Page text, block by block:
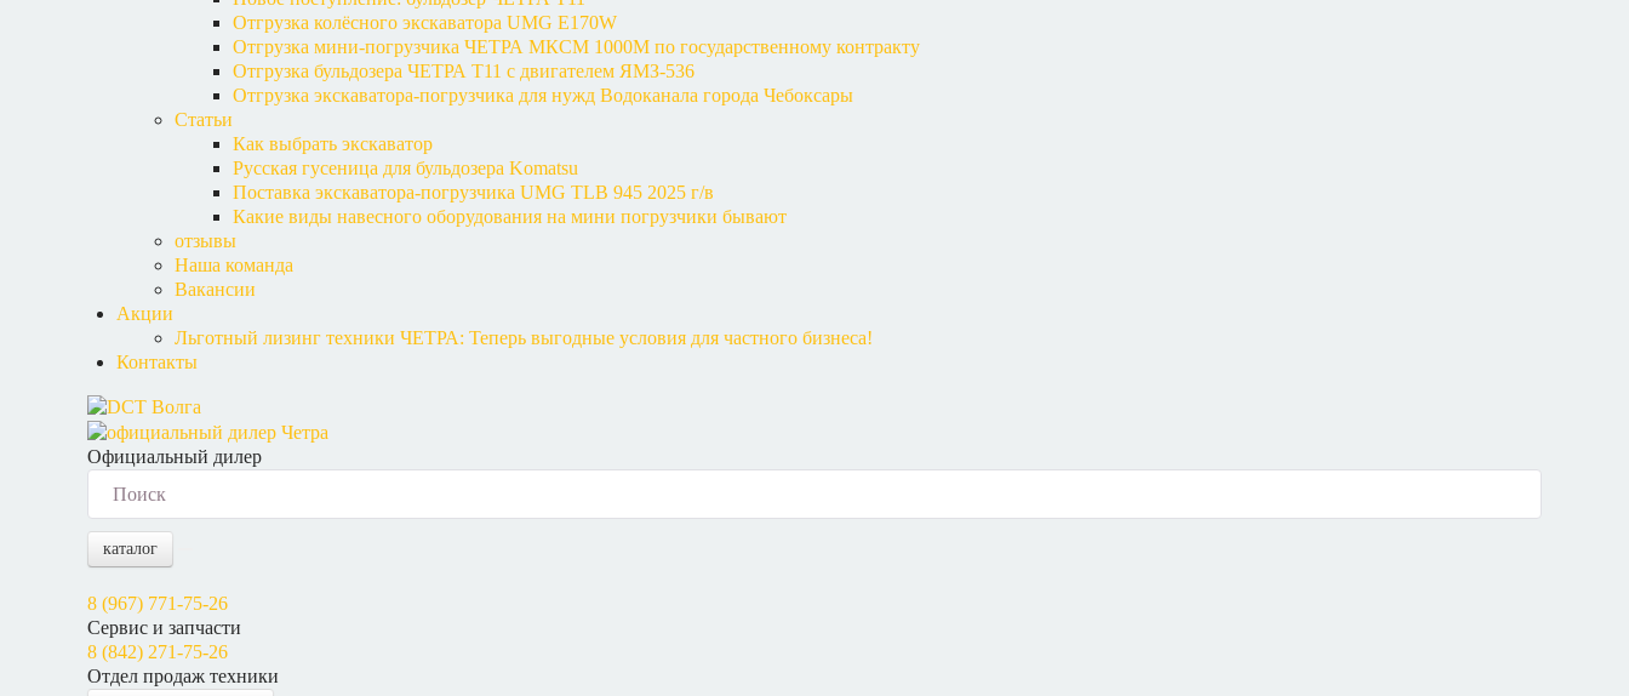
Отгрузка колёсного экскаватора UMG E170W
Отгрузка мини-погрузчика ЧЕТРА МКСМ 1000М по государственному контракту
Отгрузка бульдозера ЧЕТРА Т11 с двигателем ЯМЗ-536
Отгрузка экскаватора-погрузчика для нужд Водоканала города Чебоксары
Статьи
Как выбрать экскаватор
Русская гусеница для бульдозера Komatsu
Поставка экскаватора-погрузчика UMG TLB 945 2025 г/в
Какие виды навесного оборудования на мини погрузчики бывают
отзывы
Наша команда
Вакансии
Акции
Льготный лизинг техники ЧЕТРА: Теперь выгодные условия для частного бизнеса!
Контакты
Официальный дилер
каталог
8 (967) 771-75-26
Сервис и запчасти
8 (842) 271-75-26
Отдел продаж техники